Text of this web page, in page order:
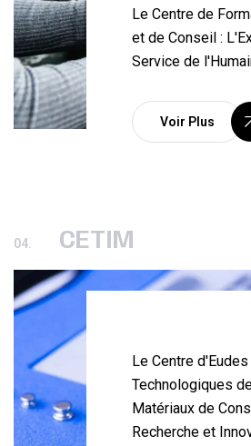
04. CETIM
Le Centre de
et de Conseil :
Service de
Voir Plus
Le Centre
Technologiques
Matériaux de
Recherche et